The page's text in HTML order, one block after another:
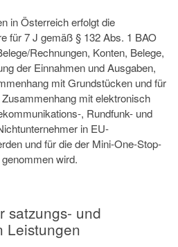
in Österreich erfolgt die
für 7 J gemäß § 132 Abs. 1 BAO
Rechnungen, Konten, Belege,
der Einnahmen und Ausgaben,
mit Grundstücken und für
mit elektronisch
, Rundfunk- und
in EU-
und für die der Mini-One-Stop-
wird.
satzungs- und
Leistungen